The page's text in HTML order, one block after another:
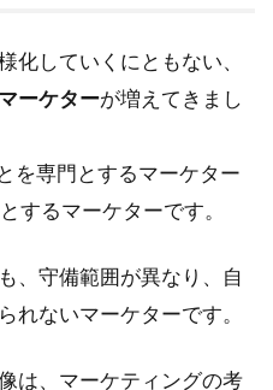
化していくにともない、
ーケターが増えてきまし
を専門とするマーケター
するマーケターです。
、守備範囲が異なり、自
れないマーケターです。
は、マーケティングの考